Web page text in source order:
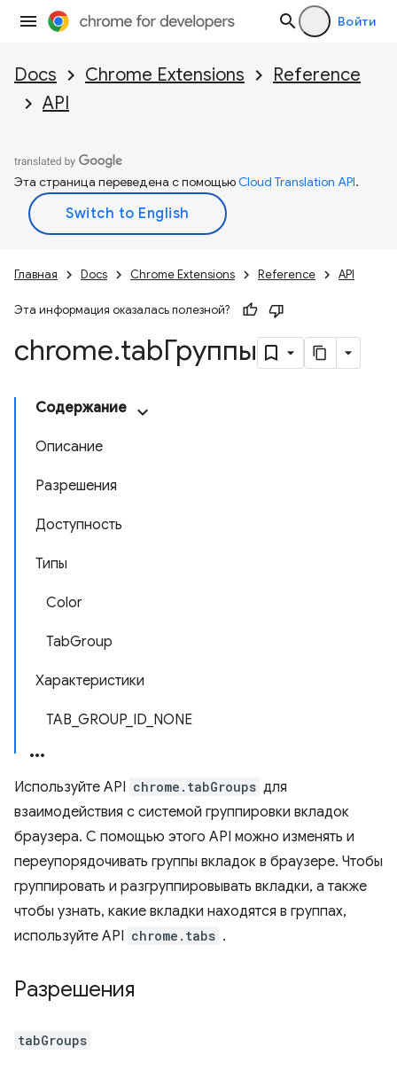
Войти
Docs Chrome Extensions
Reference
API
Эта страница переведена с помощьюCloud Translation API.
Главная Docs Chrome Extensions Reference API
Эта информация оказалась полезной?
chrome.tabГруппы
Содержание
Описание
Разрешения
Доступность
Типы
Color
TabGroup
Характеристики
TAB_GROUP_ID_NONE
Используйте API chrome.tabGroups для
взаимодействия с системой группировки вкладок
браузера. С помощью этого API можно изменять и
переупорядочивать группы вкладок в браузере. Чтобы
группировать и разгруппировывать вкладки, а также
чтобы узнать, какие вкладки находятся в группах,
используйте API chrome.tabs .
Разрешения
tabGroups